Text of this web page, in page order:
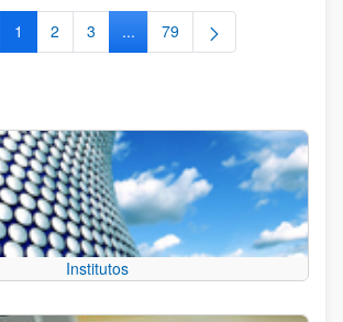
Página
1 Página
2 Página
3 ...Páginas intermedias Use TAB
Página
79
Institutos